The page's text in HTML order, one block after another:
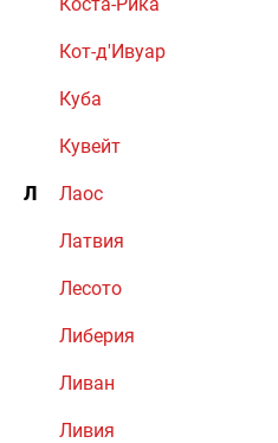
Кот-д'Ивуар
Куба
Кувейт
Л Лаос
Латвия
Лесото
Либерия
Ливан
Ливия